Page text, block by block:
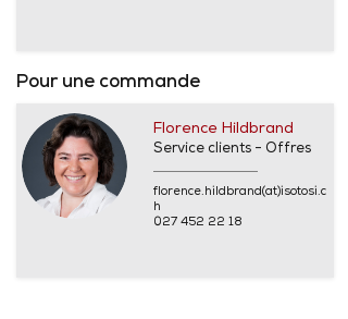
Pour une commande
Florence Hildbrand
Service clients - Offres
florence.hildbrand(at)isotosi.c
h
027 452 22 18